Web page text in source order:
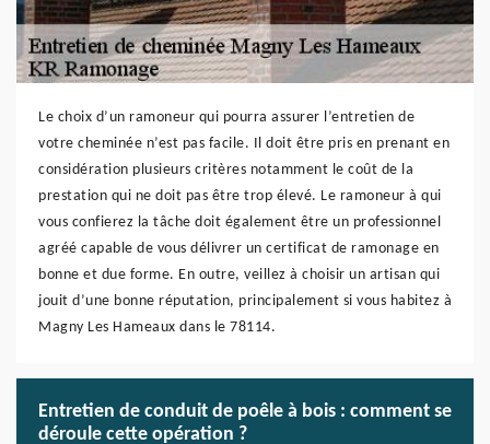
Le choix d’un ramoneur qui pourra assurer l’entretien de
votre cheminée n’est pas facile. Il doit être pris en prenant en
considération plusieurs critères notamment le coût de la
prestation qui ne doit pas être trop élevé. Le ramoneur à qui
vous confierez la tâche doit également être un professionnel
agréé capable de vous délivrer un certificat de ramonage en
bonne et due forme. En outre, veillez à choisir un artisan qui
jouit d’une bonne réputation, principalement si vous habitez à
Magny Les Hameaux dans le 78114.
Entretien de conduit de poêle à bois : comment se
déroule cette opération ?